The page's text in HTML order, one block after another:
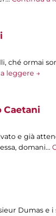
ché ormai
leggere →
Caetani
e già
domani…
Dumas